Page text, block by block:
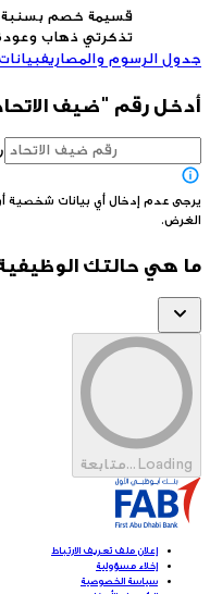
تذكرتي ذهاب
جدول الرسوم والمصاريف
أدخل رقم "ضيف
يرجى عدم إدخال أي بيانات
الغرض.
ما هي حالتك
Loading... متابعة
إعلان ملف تعريف الارتباط
إخلاء مسؤولية
سياسة الخصوصية